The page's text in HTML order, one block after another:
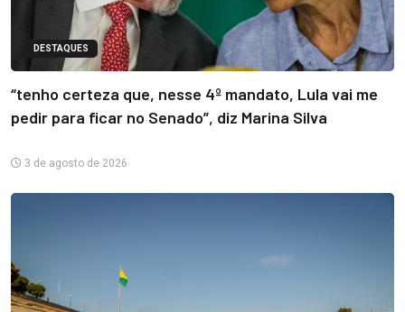
DESTAQUES
“tenho certeza que, nesse 4º mandato, Lula vai me
pedir para ficar no Senado”, diz Marina Silva
3 de agosto de 2026